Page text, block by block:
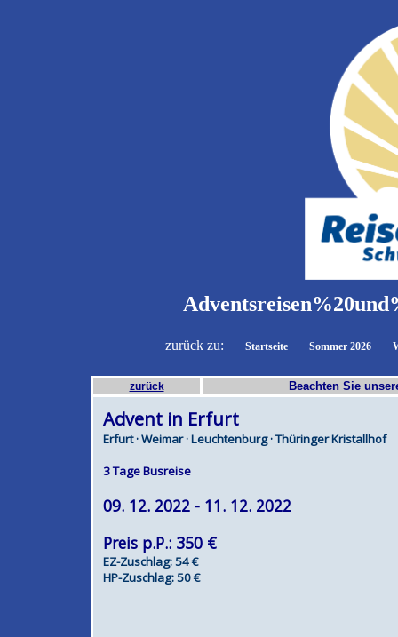
zurück zu: Startseite Sommer 2026
zurück Beachten Sie
Advent in Erfurt
Erfurt · Weimar · Leuchtenburg · Thüringer Kristallhof
3 Tage Busreise
09. 12. 2022 - 11. 12. 2022
Preis p.P.: 350 €
EZ-Zuschlag: 54 €
HP-Zuschlag: 50 €